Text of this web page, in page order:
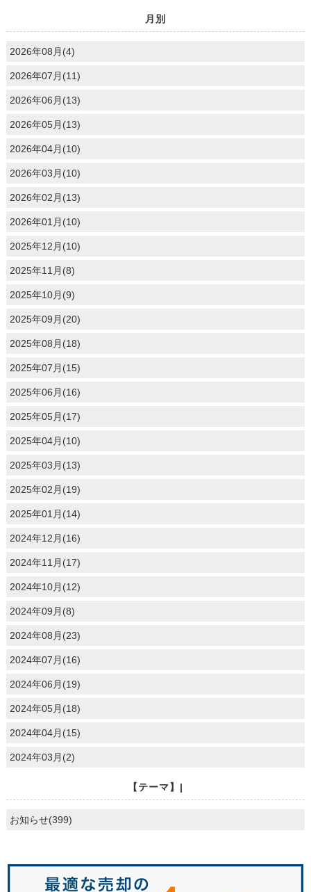
月別
2026年08月(4)
2026年07月(11)
2026年06月(13)
2026年05月(13)
2026年04月(10)
2026年03月(10)
2026年02月(13)
2026年01月(10)
2025年12月(10)
2025年11月(8)
2025年10月(9)
2025年09月(20)
2025年08月(18)
2025年07月(15)
2025年06月(16)
2025年05月(17)
2025年04月(10)
2025年03月(13)
2025年02月(19)
2025年01月(14)
2024年12月(16)
2024年11月(17)
2024年10月(12)
2024年09月(8)
2024年08月(23)
2024年07月(16)
2024年06月(19)
2024年05月(18)
2024年04月(15)
2024年03月(2)
【テーマ】|
お知らせ(399)